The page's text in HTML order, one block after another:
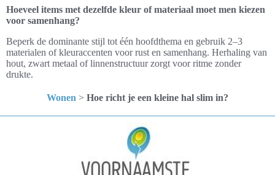
Hoeveel items met dezelfde kleur of materiaal moet men kiezen
voor samenhang?
Beperk de dominante stijl tot één hoofdthema en gebruik 2–3
materialen of kleuraccenten voor rust en samenhang. Herhaling van
hout, zwart metaal of linnenstructuur zorgt voor ritme zonder
drukte.
Wonen > Hoe richt je een kleine hal slim in?